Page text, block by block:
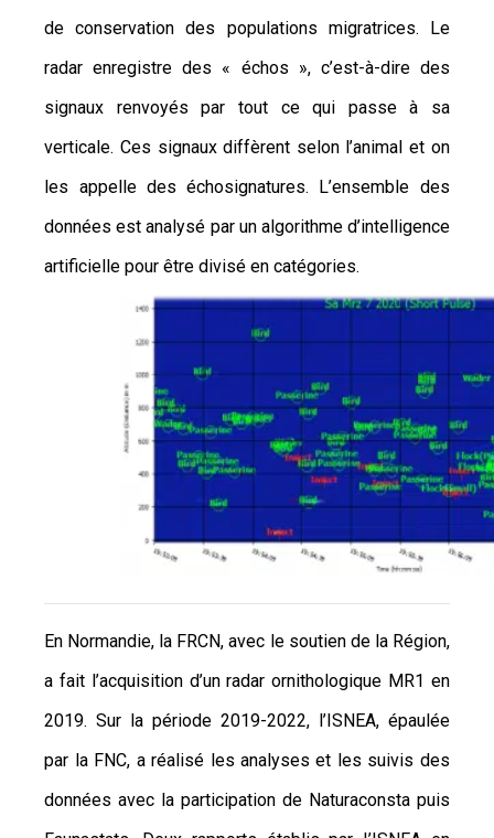
de conservation des populations migratrices. Le
radar enregistre des « échos », c’est-à-dire des
signaux renvoyés par tout ce qui passe à sa
verticale. Ces signaux diffèrent selon l’animal et on
les appelle des échosignatures. L’ensemble des
données est analysé par un algorithme d’intelligence
artificielle pour être divisé en catégories.
En Normandie, la FRCN, avec le soutien de la Région,
a fait l’acquisition d’un radar ornithologique MR1 en
2019. Sur la période 2019-2022, l’ISNEA, épaulée
par la FNC, a réalisé les analyses et les suivis des
données avec la participation de Naturaconsta puis